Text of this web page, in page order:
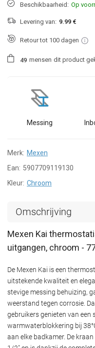
Beschikbaarheid: Op
Levering van: 9.99 €
Retour tot 100 dagen
49 mensen dit product
Messing
Merk: Mexen
Ean: 5907709119130
Kleur: Chroom
Omschrijving
Mexen Kai
uitgangen, chroom -
De Mexen Kai is een
uitstekende kwaliteit en
stevige messing behuizing,
weerstand tegen corrosie.
gebruikers genieten van
warmwaterblokkering bij
aan elke badkamer. De